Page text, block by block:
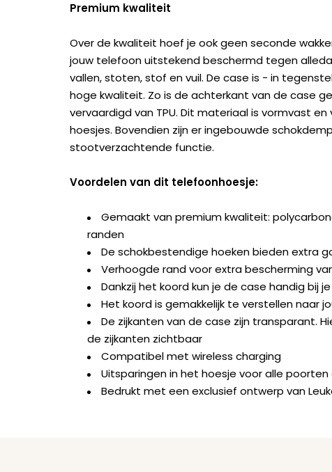
Premium kwaliteit
Over de kwaliteit hoef je ook geen seconde
jouw telefoon uitstekend beschermd tegen
vallen, stoten, stof en vuil. De case is - in
hoge kwaliteit. Zo is de achterkant van de case
vervaardigd van TPU. Dit materiaal is vormvast
hoesjes. Bovendien zijn er ingebouwde
stootverzachtende functie.
Voordelen van dit telefoonhoesje:
Gemaakt van premium kwaliteit:
randen
De schokbestendige hoeken bieden extra
Verhoogde rand voor extra bescherming
Dankzij het koord kun je de case handig bij
Het koord is gemakkelijk te verstellen naar
De zijkanten van de case zijn transparant.
de zijkanten zichtbaar
Compatibel met wireless charging
Uitsparingen in het hoesje voor alle poorten
Bedrukt met een exclusief ontwerp van